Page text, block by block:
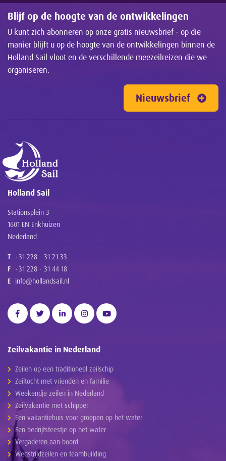
Blijf op de hoogte van de ontwikkelingen
U kunt zich abonneren op onze gratis nieuwsbrief - op die
manier blijft u op de hoogte van de ontwikkelingen binnen de
Holland Sail vloot en de verschillende meezeilreizen die we
organiseren.
Nieuwsbrief
Holland Sail
Stationsplein 3
1601 EN Enkhuizen
Nederland
T +31 228 - 31 21 33
F +31 228 - 31 44 18
E info@hollandsail.nl
Zeilvakantie in Nederland
Zeilen op een traditioneel zeilschip
Zeiltocht met vrienden en familie
Weekendje zeilen in Nederland
Zeilvakantie met schipper
Een vakantiehuis voor groepen op het water
Een bedrijfsfeestje op het water
Vergaderen aan boord
Wedstrijdzeilen en teambuilding